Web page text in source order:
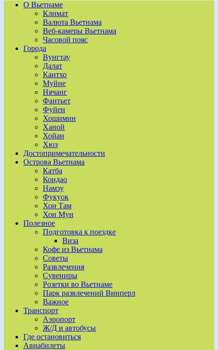
О Вьетнаме
Климат
Валюта Вьетнама
Веб-камеры Вьетнама
Часовой пояс
Города
Вунгтау
Далат
Кантхо
Муйне
Нячанг
Фантьет
Фуйен
Хошимин
Ханой
Хойан
Хюэ
Достопримечательности
Острова Вьетнама
Катба
Кондао
Намзу
Фукуок
Хон Там
Хон Мун
Полезное
Подготовка к поездке
Виза
Кофе из Вьетнама
Советы
Развлечения
Сувениры
Розетки во Вьетнаме
Парк развлечений Винперл
Важное
Транспорт
Аэропорт
Ж/Д и автобусы
Где остановиться
Авиабилеты